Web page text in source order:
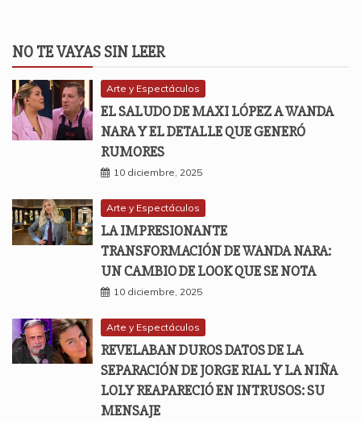
NO TE VAYAS SIN LEER
Arte y Espectáculos
EL SALUDO DE MAXI LÓPEZ A WANDA
NARA Y EL DETALLE QUE GENERÓ
RUMORES
10 diciembre, 2025
Arte y Espectáculos
LA IMPRESIONANTE
TRANSFORMACIÓN DE WANDA NARA:
UN CAMBIO DE LOOK QUE SE NOTA
10 diciembre, 2025
Arte y Espectáculos
REVELABAN DUROS DATOS DE LA
SEPARACIÓN DE JORGE RIAL Y LA NIÑA
LOLY REAPARECIÓ EN INTRUSOS: SU
MENSAJE